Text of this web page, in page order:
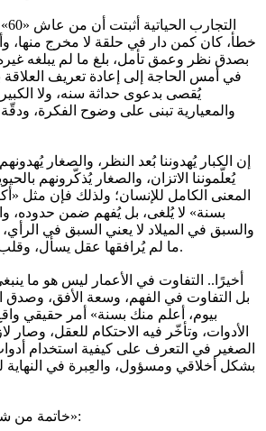
بصدق نظر وعمق تأمل، بلغ ما لم يبلغه
في أمس الحاجة إلى إعادة تعريف العلاقة
يُقصى بدعوى حداثة سنه، ولا
والمعيارية تبنى على وضوح الفكرة، ودقّة
إن الكبار يُهدوننا بُعد النظر، والصغار
يُعلّموننا الاتزان، والصغار يُذكّرونهم
المعنى الكامل للإنسان؛ ولذلك فإن مثل
بسنة» لا يُلغى، بل يُفهم ضمن حدوده،
والسبق في الميلاد لا يعني السبق في الرأي،
ما لم يُرافقها عقل يسأل، وقلب يتواضع، وضمير يُراجع.
أخيرًا.. التفاوت في الأعمار ليس هو ما
بل التفاوت في الفهم، وسعة الأفق، وصدق
بيوم، أعلم منك بسنة» أمر حقيقي
الأدوات، وتأخّر فيه الاحتكام للعقل، وصار
الصغير في التعرف على كيفية استخدام
بشكل أخلاقي ومسؤول، والعِبرة في
خاتمة من شعر «الذكاء الاصطناعي»: